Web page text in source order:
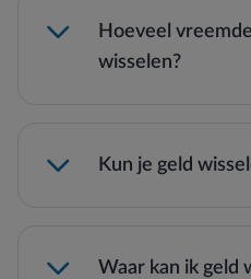
Hoeveel
wisselen?
Kun je geld
Waar kan ik geld